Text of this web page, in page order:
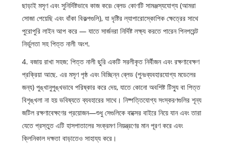
ছাড়াই মসৃণ এবং সুনির্দিষ্টভাবে কাজ করে৷ ব্লেড কোণটি সামঞ্জস্যযোগ্য (আমরা
সোজা পেয়েছি এবং বাঁকা বিকল্পগুলি), যা দৃষ্টির ল্যাপারোস্কোপিক ক্ষেত্রের সাথে
পুরোপুরি লাইন আপ করে — যাতে সার্জনরা নির্দিষ্ট লক্ষ্য করতে পারেন পিনপয়েন্ট
নির্ভুলতা সহ পিত্ত নালী অংশ.
4. বজায় রাখা সহজ: পিত্ত নালী ছুরি একটি সরলীকৃত নির্বীজন এবং রক্ষণাবেক্ষণ
প্রক্রিয়া আছে. এর মসৃণ পৃষ্ঠ এবং বিচ্ছিন্ন ব্লেড (পুনঃব্যবহারযোগ্য মডেলের
জন্য) পুঙ্খানুপুঙ্খভাবে পরিষ্কার করে দেয়, যাতে কোনো অবশিষ্ট টিস্যু বা পিত্ত
বিশৃঙ্খলা না হয় ভবিষ্যতে ব্যবহারের সাথে। নিষ্পত্তিযোগ্য সংস্করণগুলির শূন্য
জটিল রক্ষণাবেক্ষণের প্রয়োজন—শুধু সেগুলিকে বাক্সের বাইরে নিয়ে যান এবং তারা
যেতে প্রস্তুত এটি হাসপাতালের সংক্রমণ নিয়ন্ত্রণের মান পূরণ করে এবং
ক্লিনিকাল দক্ষতা বাড়াতেও সাহায্য করে।